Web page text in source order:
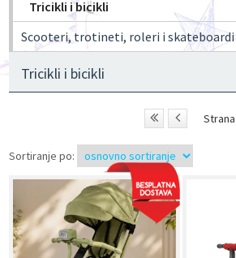
Tricikli i bicikli
Scooteri, trotineti, roleri i skateboardi
Tricikli i bicikli
Strana
Sortiranje po: